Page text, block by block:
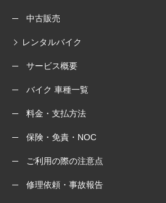
中古販売
レンタルバイク
サービス概要
バイク 車種一覧
料金・支払方法
保険・免責・NOC
ご利用の際の注意点
修理依頼・事故報告